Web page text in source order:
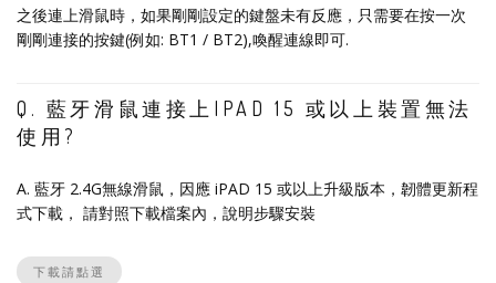
之後連上滑鼠時，如果剛剛設定的鍵盤未有反應，只需要在按一次
剛剛連接的按鍵(例如: BT1 / BT2),喚醒連線即可.
Q. 藍牙滑鼠連接上IPAD 15 或以上裝置無法
使用?
A. 藍牙 2.4G無線滑鼠，因應 iPAD 15 或以上升級版本，韌體更新程
式下載， 請對照下載檔案內，說明步驟安裝
下載請點選